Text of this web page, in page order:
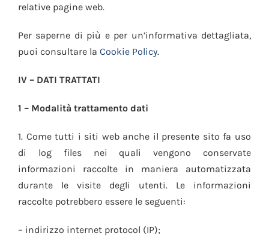
relative pagine web.
Per saperne di più e per un’informativa dettagliata,
puoi consultare la Cookie Policy.
IV – DATI TRATTATI
1 – Modalità trattamento dati
1. Come tutti i siti web anche il presente sito fa uso
di log files nei quali vengono conservate
informazioni raccolte in maniera automatizzata
durante le visite degli utenti. Le informazioni
raccolte potrebbero essere le seguenti:
– indirizzo internet protocol (IP);